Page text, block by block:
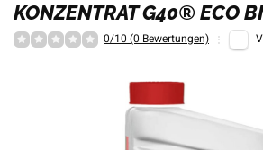
KONZENTRAT G40® ECO
0/10 (0 Bewertungen)